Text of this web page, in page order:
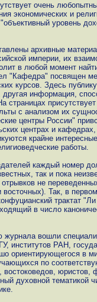
очень
экономических и
уровень
архивные
империи, их
в любой момент
"Кафедра" посвящен
курсов. Здесь
другая информация,
страницах
с анализом их
центры России"
центрах и
крайне
работы.
каждый номер
так и пока
не
восточных). Так, в
трактат
в число
журнала вошли
институтов РАН,
ориентирующегося в
по
востоковедов,
духовной тематикой